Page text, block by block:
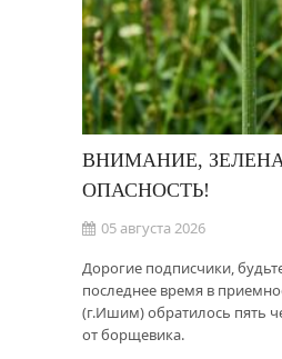
ВНИМАНИЕ,
ОПАСНОСТЬ!
05 августа 2026
Дорогие подписчики,
последнее время в
(г.Ишим) обратилось пять
от борщевика.